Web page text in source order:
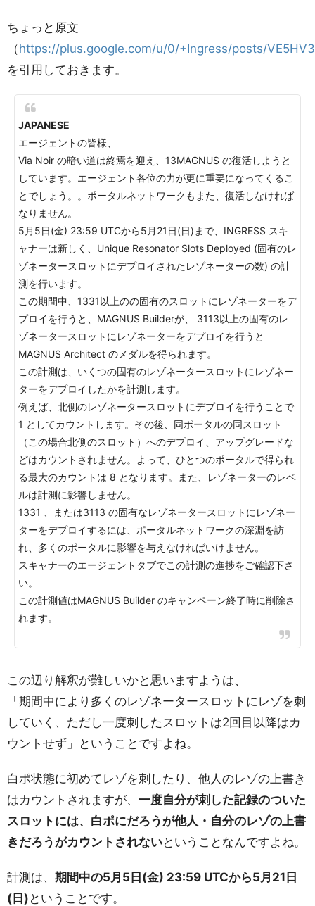
ちょっと原文
（https://plus.google.com/u/0/+Ingress/posts/
を引用しておきます。
JAPANESE
エージェントの皆様、
Via Noir の暗い道は終焉を迎え、13MAGNUS の復活しようと
しています。エージェント各位の力が更に重要になってくるこ
とでしょう。。ポータルネットワークもまた、復活しなければ
なりません。
5月5日(金) 23:59 UTCから5月21日(日)まで、INGRESS スキ
ャナーは新しく、Unique Resonator Slots Deployed (固有のレ
ゾネータースロットにデプロイされたレゾネーターの数) の計
測を行います。
この期間中、1331以上のの固有のスロットにレゾネーターをデ
プロイを行うと、MAGNUS Builderが、 3113以上の固有のレ
ゾネータースロットにレゾネーターをデプロイを行うと
MAGNUS Architect のメダルを得られます。
この計測は、いくつの固有のレゾネータースロットにレゾネー
ターをデプロイしたかを計測します。
例えば、北側のレゾネータースロットにデプロイを行うことで
1 としてカウントします。その後、同ポータルの同スロット
（この場合北側のスロット）へのデプロイ、アップグレードな
どはカウントされません。よって、ひとつのポータルで得られ
る最大のカウントは 8 となります。また、レゾネーターのレベ
ルは計測に影響しません。
1331 、または3113 の固有なレゾネータースロットにレゾネー
ターをデプロイするには、ポータルネットワークの深淵を訪
れ、多くのポータルに影響を与えなければいけません。
スキャナーのエージェントタブでこの計測の進捗をご確認下さ
い。
この計測値はMAGNUS Builder のキャンペーン終了時に削除さ
れます。
この辺り解釈が難しいかと思いますようは、
「期間中により多くのレゾネータースロットにレゾを刺
していく、ただし一度刺したスロットは2回目以降はカ
ウントせず」ということですよね。
白ポ状態に初めてレゾを刺したり、他人のレゾの上書き
はカウントされますが、 一度自分が刺した記録のついた
スロットには、白ポにだろうが他人・自分のレゾの上書
きだろうがカウントされないということなんですよね。
計測は、 期間中の5月5日(金) 23:59 UTCから5月21日
(日) ということです。